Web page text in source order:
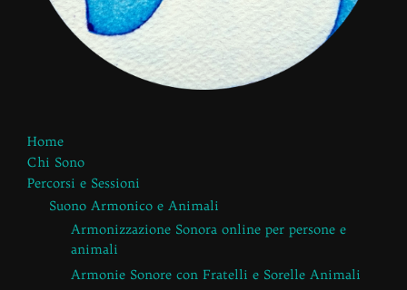
Home
Chi Sono
Percorsi e Sessioni
Suono Armonico e Animali
Armonizzazione Sonora online per persone e
animali
Armonie Sonore con Fratelli e Sorelle Animali